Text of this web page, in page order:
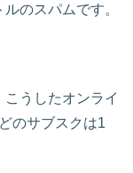
のスパムです。
うしたオンライ
のサブスクは1